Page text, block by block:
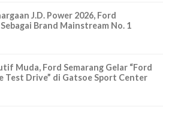
J.D. Power 2026, Ford
Brand Mainstream No. 1
Muda, Ford Semarang Gelar “Ford
Test Drive” di Gatsoe Sport Center